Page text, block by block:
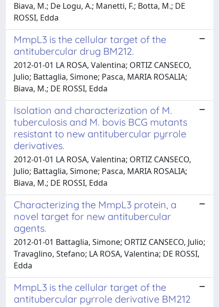
Biava, M.; De Logu, A.; Manetti, F.; Botta, M.; DE
ROSSI, Edda
MmpL3 is the cellular target of the
antitubercular drug BM212.
2012-01-01 LA ROSA, Valentina; ORTIZ CANSECO,
Julio; Battaglia, Simone; Pasca, MARIA ROSALIA;
Biava, M.; DE ROSSI, Edda
Isolation and characterization of M.
tuberculosis and M. bovis BCG mutants
resistant to new antitubercular pyrrole
derivatives.
2012-01-01 LA ROSA, Valentina; ORTIZ CANSECO,
Julio; Battaglia, Simone; Pasca, MARIA ROSALIA;
Biava, M.; DE ROSSI, Edda
Characterizing the MmpL3 protein, a
novel target for new antitubercular
agents.
2012-01-01 Battaglia, Simone; ORTIZ CANSECO, Julio;
Travaglino, Stefano; LA ROSA, Valentina; DE ROSSI,
Edda
MmpL3 is the cellular target of the
antitubercular pyrrole derivative BM212